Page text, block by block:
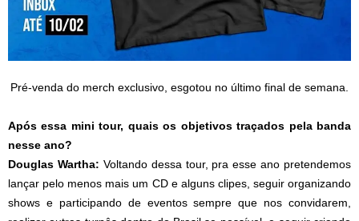
Pré-venda do merch exclusivo, esgotou no último final de semana.
Após essa mini tour, quais os objetivos traçados pela banda
nesse ano?
Douglas Wartha: Voltando dessa tour, pra esse ano pretendemos
lançar pelo menos mais um CD e alguns clipes, seguir organizando
shows e participando de eventos sempre que nos convidarem,